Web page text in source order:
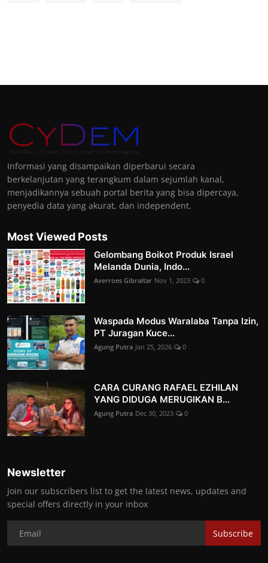
Informasi yang disampaikan diperbarui secara
berkelanjutan yang terangkum dalam sejumlah kanal,
menjadikannya sebuah portal berita yang bisa dipercaya,
penyedia data yang akurat, dan independent.
Most Viewed Posts
Gelombang Boikot Produk Israel
Melanda Dunia, Indo...
Averroes Gibraltar Nov 1, 2023 0
Waspada Modus Waralaba Tanpa Izin,
PT Juragan Kuce...
Agung Putra Jan 25, 2026 0
CARA CURANG RAFAEL EZHILAN
YANG DIDUGA MERUGIKAN B...
Agung Putra Dec 30, 2023 0
Newsletter
Join our subscribers list to get the latest news, updates and
special offers directly in your inbox
Subscribe